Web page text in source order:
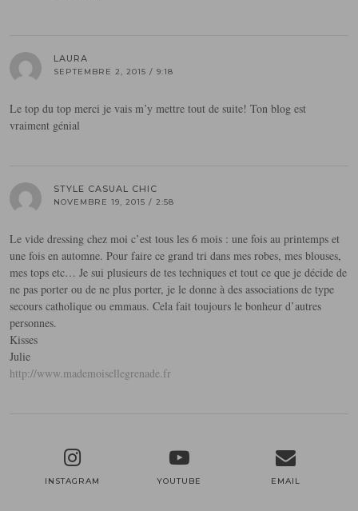
LAURA
SEPTEMBRE 2, 2015 / 9:18
Le top du top merci je vais m’y mettre tout de suite! Ton blog est
vraiment génial
STYLE CASUAL CHIC
NOVEMBRE 19, 2015 / 2:58
Le vide dressing chez moi c’est tous les 6 mois : une fois au printemps et
une fois en automne. Pour faire ce grand tri dans mes robes, mes blouses,
mes tops etc… Je sui plusieurs de tes techniques et tout ce que je décide de
ne pas porter ou de ne plus porter, je le donne à des associations de type
secours catholique ou emmaus. Cela fait toujours le bonheur d’autres
personnes.
Kisses
Julie
http://www.mademoisellegrenade.fr
INSTAGRAM YOUTUBE EMAIL